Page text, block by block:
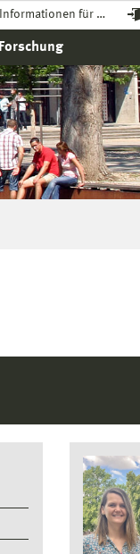
Informationen für …
Forschung